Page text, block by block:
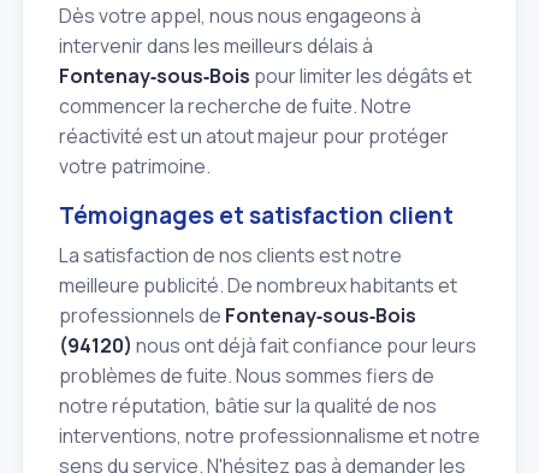
Dès votre appel, nous nous engageons à
intervenir dans les meilleurs délais à
Fontenay‑sous‑Bois pour limiter les dégâts et
commencer la recherche de fuite. Notre
réactivité est un atout majeur pour protéger
votre patrimoine.
Témoignages et satisfaction client
La satisfaction de nos clients est notre
meilleure publicité. De nombreux habitants et
professionnels de Fontenay‑sous‑Bois
(94120) nous ont déjà fait confiance pour leurs
problèmes de fuite. Nous sommes fiers de
notre réputation, bâtie sur la qualité de nos
interventions, notre professionnalisme et notre
sens du service. N'hésitez pas à demander les